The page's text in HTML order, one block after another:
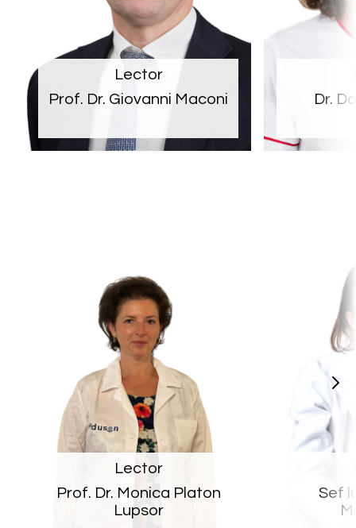
Lector
Prof. Dr. Giovanni Maconi
Dr.
Lector
Prof. Dr. Monica Platon
Lupsor
Sef